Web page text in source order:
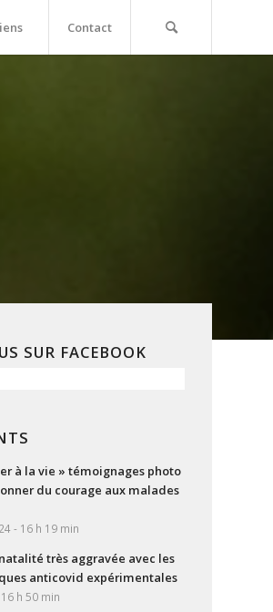
Contact
SUR FACEBOOK
à la vie » témoignages photo
du courage aux malades
- 16 h 19 min
très aggravée avec les
anticovid expérimentales
h 50 min